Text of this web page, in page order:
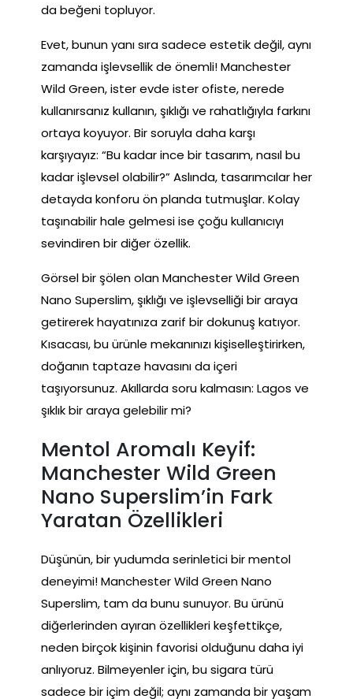
da beğeni topluyor.
Evet, bunun yanı sıra sadece estetik değil, aynı
zamanda işlevsellik de önemli! Manchester
Wild Green, ister evde ister ofiste, nerede
kullanırsanız kullanın, şıklığı ve rahatlığıyla farkını
ortaya koyuyor. Bir soruyla daha karşı
karşıyayız: “Bu kadar ince bir tasarım, nasıl bu
kadar işlevsel olabilir?” Aslında, tasarımcılar her
detayda konforu ön planda tutmuşlar. Kolay
taşınabilir hale gelmesi ise çoğu kullanıcıyı
sevindiren bir diğer özellik.
Görsel bir şölen olan Manchester Wild Green
Nano Superslim, şıklığı ve işlevselliği bir araya
getirerek hayatınıza zarif bir dokunuş katıyor.
Kısacası, bu ürünle mekanınızı kişiselleştirirken,
doğanın taptaze havasını da içeri
taşıyorsunuz. Akıllarda soru kalmasın: Lagos ve
şıklık bir araya gelebilir mi?
Mentol Aromalı Keyif:
Manchester Wild Green
Nano Superslim’in Fark
Yaratan Özellikleri
Düşünün, bir yudumda serinletici bir mentol
deneyimi! Manchester Wild Green Nano
Superslim, tam da bunu sunuyor. Bu ürünü
diğerlerinden ayıran özellikleri keşfettikçe,
neden birçok kişinin favorisi olduğunu daha iyi
anlıyoruz. Bilmeyenler için, bu sigara türü
sadece bir içim değil; aynı zamanda bir yaşam